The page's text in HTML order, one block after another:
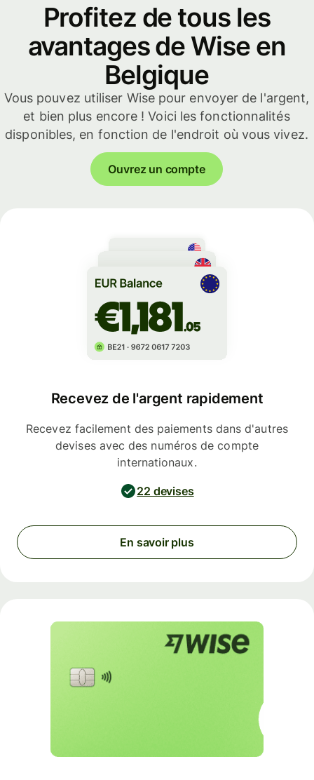
Profitez de tous les
avantages de Wise en
Belgique
Vous pouvez utiliser Wise pour envoyer de l'argent,
et bien plus encore ! Voici les fonctionnalités
disponibles, en fonction de l'endroit où vous vivez.
Ouvrez un compte
Recevez de l'argent rapidement
Recevez facilement des paiements dans d'autres
devises avec des numéros de compte
internationaux.
22 devises
En savoir plus